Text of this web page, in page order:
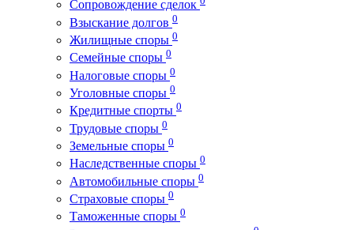
Сопровождение сделок
Взыскание долгов 0
Жилищные споры 0
Семейные споры 0
Налоговые споры 0
Уголовные споры 0
Кредитные спорты 0
Трудовые споры 0
Земельные споры 0
Наследственные споры 0
Автомобильные споры 0
Страховые споры 0
Таможенные споры 0